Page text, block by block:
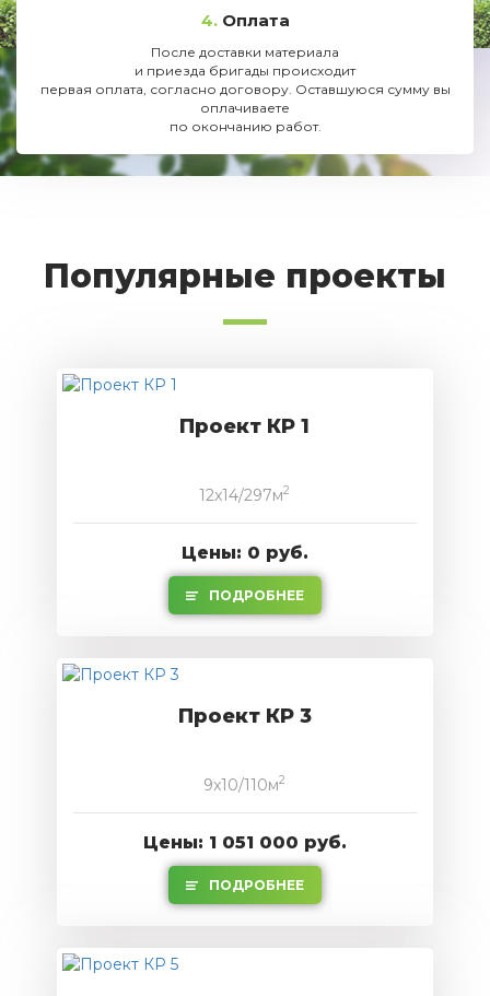
4. Оплата
После доставки материала
и приезда бригады происходит
первая оплата, согласно договору. Оставшуюся сумму вы
оплачиваете
по окончанию работ.
Популярные проекты
Проект КР 1
12x14/297м2
Цены: 0 руб.
ПОДРОБНЕЕ
Проект КР 3
9x10/110м2
Цены: 1 051 000 руб.
ПОДРОБНЕЕ